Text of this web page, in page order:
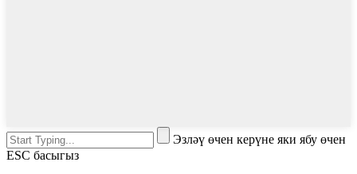
Эзләү өчен керүне яки ябу өчен
ESC басыгыз